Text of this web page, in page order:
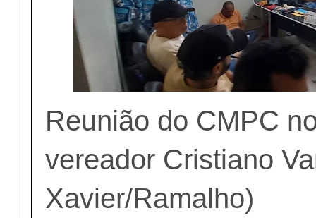
Reunião do CMPC
vereador Cristiano
Xavier/Ramalho)